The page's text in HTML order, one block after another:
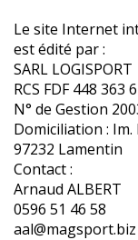
Le site Internet
est édité par :
SARL LOGISPORT
RCS FDF 448 363
N° de Gestion
Domiciliation :
97232 Lamentin
Contact :
Arnaud ALBERT
0596 51 46 58
aal@magsport.biz